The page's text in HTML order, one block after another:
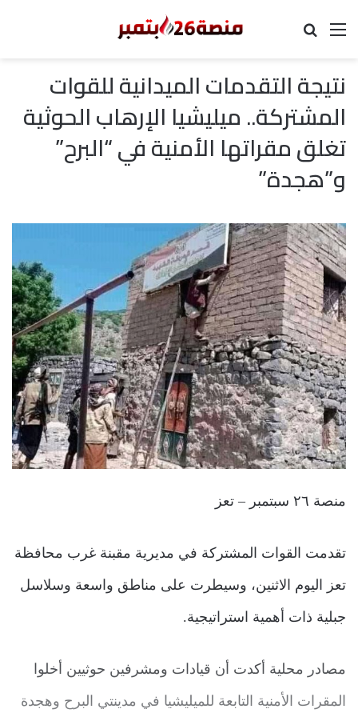
القائمة
نتيجة التقدمات الميدانية للقوات
المشتركة.. ميليشيا الإرهاب الحوثية
تغلق مقراتها الأمنية في “البرح”
و”هجدة”
منصة ٢٦ سبتمبر – تعز
تقدمت القوات المشتركة في مديرية مقبنة غرب محافظة
تعز اليوم الاثنين، وسيطرت على مناطق واسعة وسلاسل
جبلية ذات أهمية استراتيجية.
مصادر محلية أكدت أن قيادات ومشرفين حوثيين أخلوا
المقرات الأمنية التابعة للميليشيا في مدينتي البرح وهجدة